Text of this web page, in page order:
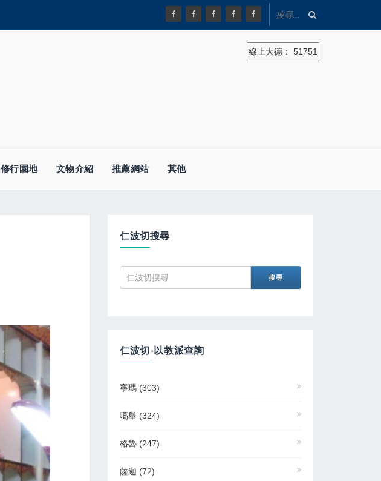
線上大德： 51751
修行園地 文物介紹 推薦網站 其他
仁波切搜尋
仁波切-以教派查詢
寧瑪 (303)
噶舉 (324)
格魯 (247)
薩迦 (72)